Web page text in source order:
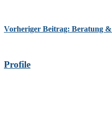
Vorheriger Beitrag: Beratung
Profile